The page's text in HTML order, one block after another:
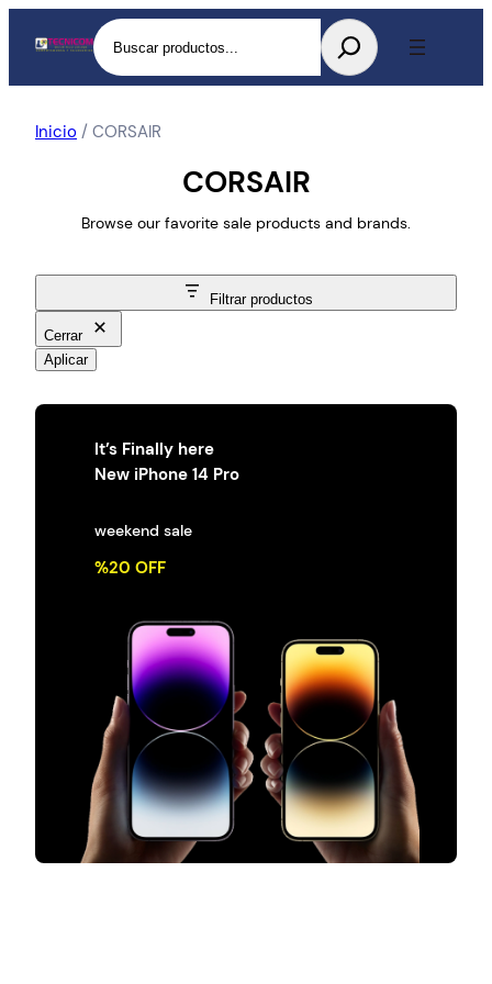
Buscar
Inicio / CORSAIR
CORSAIR
Browse our favorite sale products and brands.
Filtrar productos
Cerrar
Aplicar
It’s Finally here
New iPhone 14 Pro
weekend sale
%20 OFF